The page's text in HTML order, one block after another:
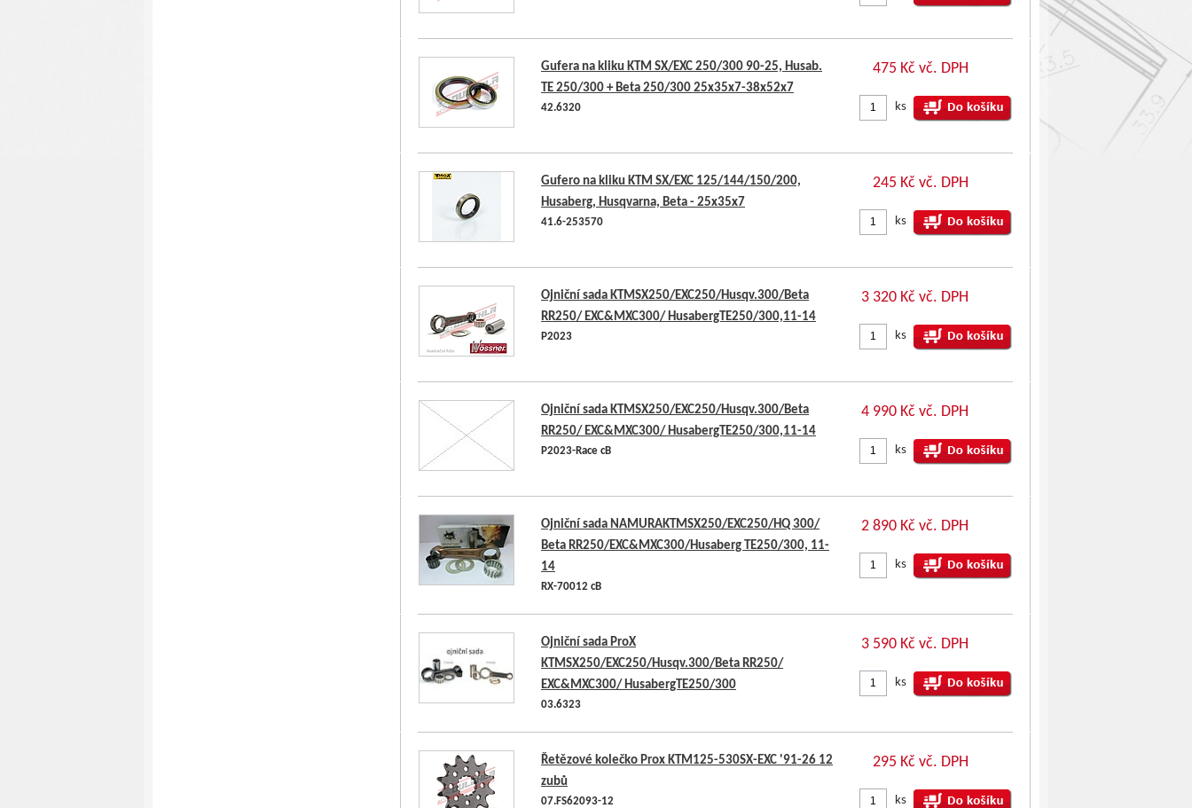
Gufera na kliku KTM SX/EXC 250/300 90-25, Husab.
TE 250/300 + Beta 250/300 25x35x7-38x52x7
42.6320
475 Kč vč. DPH
ks
Gufero na kliku KTM SX/EXC 125/144/150/200,
Husaberg, Husqvarna, Beta - 25x35x7
41.6-253570
245 Kč vč. DPH
ks
Ojniční sada KTMSX250/EXC250/Husqv.300/Beta
RR250/ EXC&MXC300/ HusabergTE250/300,11-14
P2023
3 320 Kč vč. DPH
ks
Ojniční sada KTMSX250/EXC250/Husqv.300/Beta
RR250/ EXC&MXC300/ HusabergTE250/300,11-14
P2023-Race cB
4 990 Kč vč. DPH
ks
Ojniční sada NAMURAKTMSX250/EXC250/HQ 300/
Beta RR250/EXC&MXC300/Husaberg TE250/300, 11-
14
RX-70012 cB
2 890 Kč vč. DPH
ks
Ojniční sada ProX
KTMSX250/EXC250/Husqv.300/Beta RR250/
EXC&MXC300/ HusabergTE250/300
03.6323
3 590 Kč vč. DPH
ks
Řetězové kolečko Prox KTM125-530SX-EXC '91-26 12
zubů
07.FS62093-12
295 Kč vč. DPH
ks